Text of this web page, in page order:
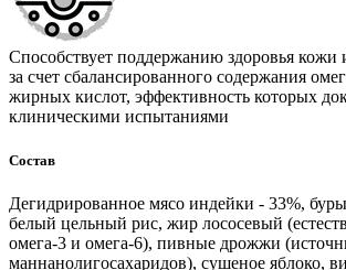
Способствует поддержанию здоровья кожи
за счет сбалансированного содержания
жирных кислот, эффективность которых
клиническими испытаниями
Состав
Дегидрированное мясо индейки - 33%,
белый цельный рис, жир лососевый
омега-3 и омега-6), пивные дрожжи
маннанолигосахаридов), сушеное яблоко,